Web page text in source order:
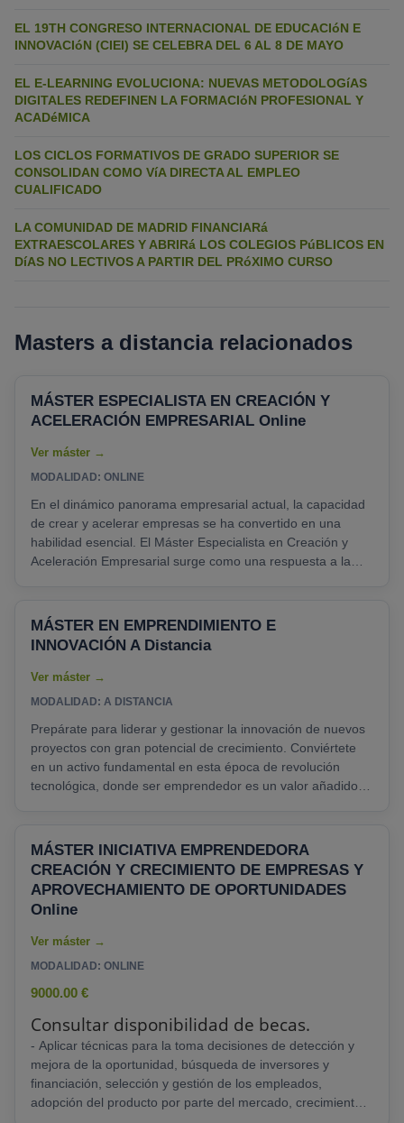
EL 19TH CONGRESO INTERNACIONAL DE EDUCACIóN E
INNOVACIóN (CIEI) SE CELEBRA DEL 6 AL 8 DE MAYO
EL E-LEARNING EVOLUCIONA: NUEVAS METODOLOGíAS
DIGITALES REDEFINEN LA FORMACIóN PROFESIONAL Y
ACADéMICA
LOS CICLOS FORMATIVOS DE GRADO SUPERIOR SE
CONSOLIDAN COMO VíA DIRECTA AL EMPLEO
CUALIFICADO
LA COMUNIDAD DE MADRID FINANCIARá
EXTRAESCOLARES Y ABRIRá LOS COLEGIOS PúBLICOS EN
DíAS NO LECTIVOS A PARTIR DEL PRóXIMO CURSO
Masters a distancia relacionados
MÁSTER ESPECIALISTA EN CREACIÓN Y
ACELERACIÓN EMPRESARIAL Online
MODALIDAD: ONLINE
En el dinámico panorama empresarial actual, la capacidad
de crear y acelerar empresas se ha convertido en una
habilidad esencial. El Máster Especialista en Creación y
Aceleración Empresarial surge como una respuesta a la
también llevarlas a la realidad empresarial de manera
eficiente y efectiva. Este programa ofrece una combinación
MÁSTER EN EMPRENDIMIENTO E
INNOVACIÓN A Distancia
MODALIDAD: A DISTANCIA
Prepárate para liderar y gestionar la innovación de nuevos
proyectos con gran potencial de crecimiento. Conviértete
en un activo fundamental en esta época de revolución
tecnológica, donde ser emprendedor es un valor añadido.
Aprenderás a identificar oportunidades, elaborar planes de
negocio y potenciarlos con ideas novedosas y eficaces. -
MÁSTER INICIATIVA EMPRENDEDORA
CREACIÓN Y CRECIMIENTO DE EMPRESAS Y
APROVECHAMIENTO DE OPORTUNIDADES
Online
MODALIDAD: ONLINE
9000.00 €
Consultar disponibilidad de becas.
- Aplicar técnicas para la toma decisiones de detección y
mejora de la oportunidad, búsqueda de inversores y
financiación, selección y gestión de los empleados,
adopción del producto por parte del mercado, crecimiento,